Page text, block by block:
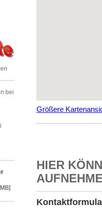
bei
Größere
HIER